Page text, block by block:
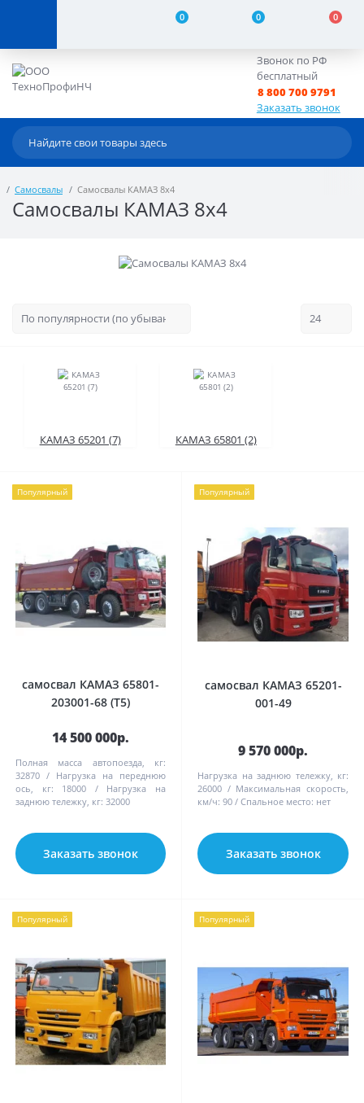
0 0 0
Звонок по РФ
бесплатный
8 800 700 9791
Заказать звонок
Самосвалы Самосвалы КАМАЗ 8х4
Самосвалы КАМАЗ 8х4
КАМАЗ 65201 (7) КАМАЗ 65801 (2)
Популярный
самосвал КАМАЗ 65801-
203001-68 (T5)
14 500 000р.
Полная масса автопоезда, кг:
32870
Нагрузка на переднюю
ось, кг:
18000
Нагрузка на
заднюю тележку, кг: 32000
Заказать звонок
Популярный
самосвал КАМАЗ 65201-
001-49
9 570 000р.
Нагрузка на заднюю тележку, кг:
26000
Максимальная скорость,
км/ч: 90 Спальное место: нет
Заказать звонок
Популярный Популярный